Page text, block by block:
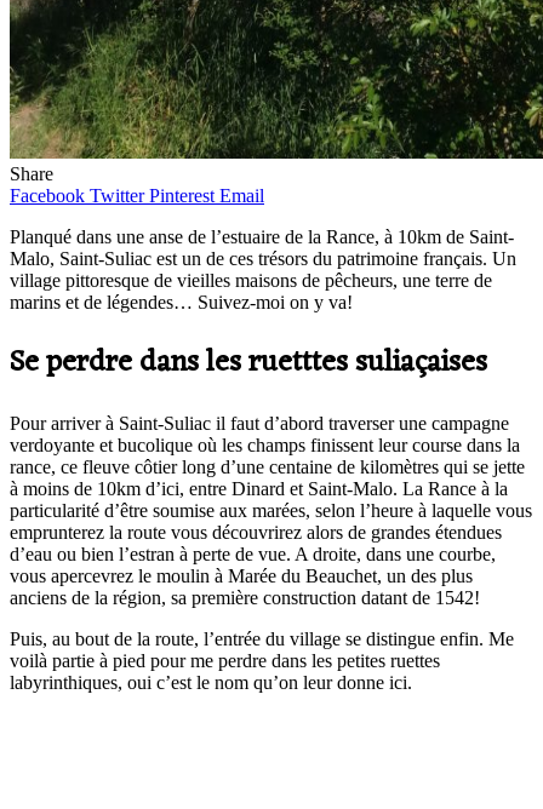
Share
Facebook Twitter Pinterest Email
Planqué dans une anse de l’estuaire de la Rance, à 10km de Saint-
Malo, Saint-Suliac est un de ces trésors du patrimoine français. Un
village pittoresque de vieilles maisons de pêcheurs, une terre de
marins et de légendes… Suivez-moi on y va!
Se perdre dans les ruetttes suliaçaises
Pour arriver à Saint-Suliac il faut d’abord traverser une campagne
verdoyante et bucolique où les champs finissent leur course dans la
rance, ce fleuve côtier long d’une centaine de kilomètres qui se jette
à moins de 10km d’ici, entre Dinard et Saint-Malo. La Rance à la
particularité d’être soumise aux marées, selon l’heure à laquelle vous
emprunterez la route vous découvrirez alors de grandes étendues
d’eau ou bien l’estran à perte de vue. A droite, dans une courbe,
vous apercevrez le moulin à Marée du Beauchet, un des plus
anciens de la région, sa première construction datant de 1542!
Puis, au bout de la route, l’entrée du village se distingue enfin. Me
voilà partie à pied pour me perdre dans les petites ruettes
labyrinthiques, oui c’est le nom qu’on leur donne ici.